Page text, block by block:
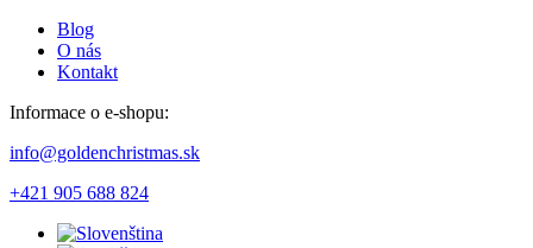
Blog
O nás
Kontakt
Informace o e-shopu:
info@goldenchristmas.sk
+421 905 688 824